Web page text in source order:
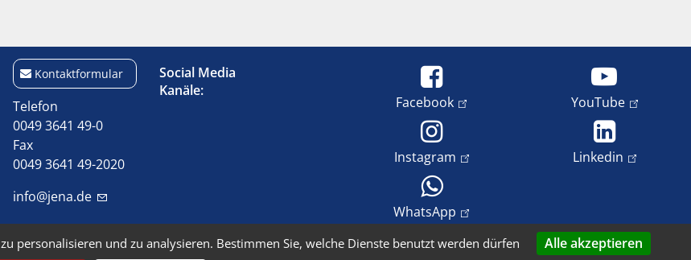
Kontaktformular
Telefon
0049 3641 49-0
Fax
0049 3641 49-2020
info@jena.de
Social Media
Kanäle:
Facebook YouTube
Instagram Linkedin
WhatsApp
personalisieren und zu analysieren. Bestimmen Sie, welche Dienste benutzt werden dürfen Alle akzeptieren